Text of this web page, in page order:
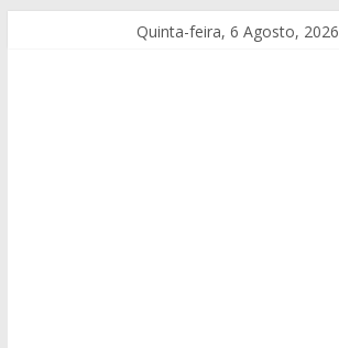
Quinta-feira, 6 Agosto, 2026